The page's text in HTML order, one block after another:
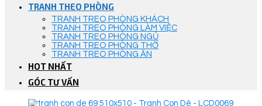
TRANH THEO PHÒNG
TRANH TREO PHÒNG KHÁCH
TRANH TREO PHÒNG LÀM VIỆC
TRANH TREO PHÒNG NGỦ
TRANH TREO PHÒNG THỜ
TRANH TREO PHÒNG ĂN
HOT NHẤT
GÓC TƯ VẤN